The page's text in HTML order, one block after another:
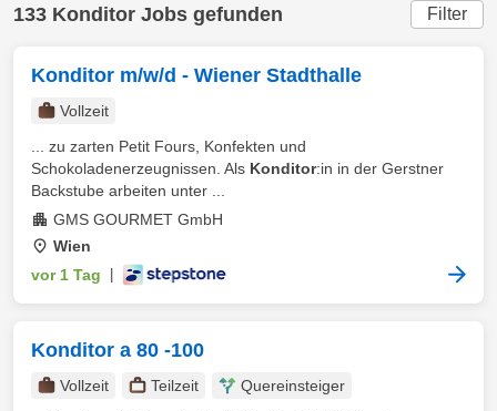
133 Konditor Jobs gefunden Filter
Konditor m/w/d - Wiener Stadthalle
Vollzeit
... zu zarten Petit Fours, Konfekten und
Schokoladenerzeugnissen. Als Konditor:in in der Gerstner
Backstube arbeiten unter ...
GMS GOURMET GmbH
Wien
vor 1 Tag
Konditor a 80 -100
Vollzeit Teilzeit
Quereinsteiger